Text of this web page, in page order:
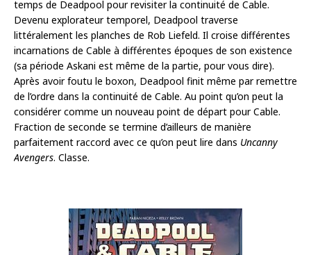
temps de Deadpool pour revisiter la continuité de Cable.
Devenu explorateur temporel, Deadpool traverse
littéralement les planches de Rob Liefeld. Il croise différentes
incarnations de Cable à différentes époques de son existence
(sa période Askani est même de la partie, pour vous dire).
Après avoir foutu le boxon, Deadpool finit même par remettre
de l’ordre dans la continuité de Cable. Au point qu’on peut la
considérer comme un nouveau point de départ pour Cable.
Fraction de seconde se termine d’ailleurs de manière
parfaitement raccord avec ce qu’on peut lire dans Uncanny
Avengers. Classe.